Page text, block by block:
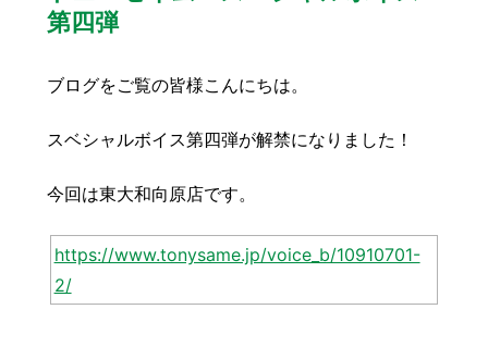
豆知識 レスキュー
お知らせ
お問い合わせ
採用情報 プライバシーポリシー
第四弾
ブログをご覧の皆様こんにちは。
スベシャルボイス第四弾が解禁になりました！
今回は東大和向原店です。
https://www.tonysame.jp/voice_b/10910701-
2/